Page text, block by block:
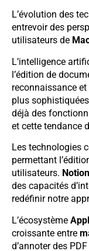
L’évolution des
entrevoir des
utilisateurs de
L’intelligence
l’édition de
reconnaissance
plus
déjà des
et cette tendance
Les technologies
permettant
utilisateurs. Notion
des capacités
redéfinir notre
L’écosystème
croissante entre
d’annoter des